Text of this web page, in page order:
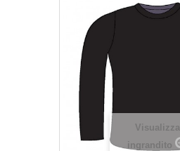
Visualizza
ingrandito